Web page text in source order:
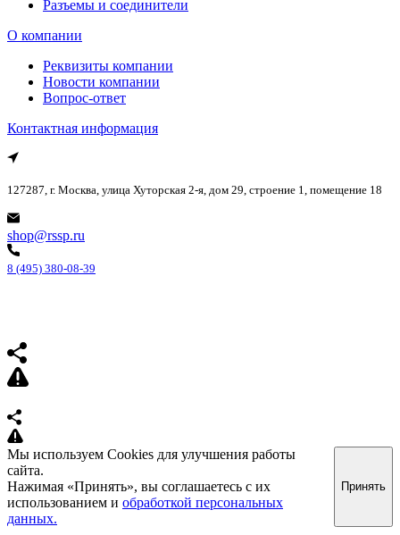
Разъемы и соединители
О компании
Реквизиты компании
Новости компании
Вопрос-ответ
Контактная информация
127287, г. Москва, улица Хуторская 2-я, дом 29, строение 1, помещение 18
shop@rssp.ru
8 (495) 380-08-39
Мы используем Cookies для улучшения работы
сайта.
Нажимая «Принять», вы соглашаетесь с их
использованием и обработкой персональных
данных.
Принять